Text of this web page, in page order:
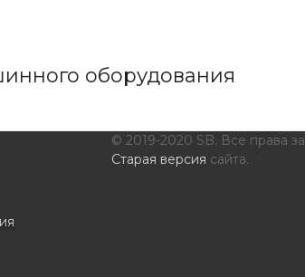
оборудования
© 2019-2020 SB. Все права
Старая версия сайта.